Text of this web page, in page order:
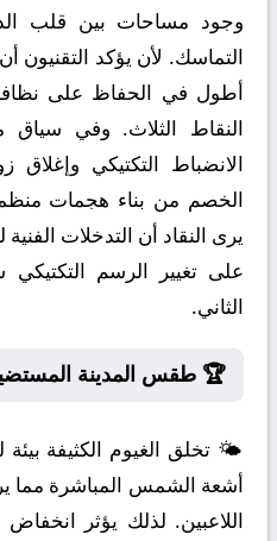
وجود مساحات بين قلب
التماسك. لأن يؤكد التقنيون
أطول في الحفاظ على
النقاط الثلاث. وفي سياق
الانضباط التكتيكي وإغلاق
الخصم من بناء هجمات
يرى النقاد أن التدخلات الفنية
على تغيير الرسم
الثاني.
🏆 طقس المدينة
🌤️ تخلق الغيوم الكثيفة
أشعة الشمس المباشرة مما
اللاعبين. لذلك يؤثر